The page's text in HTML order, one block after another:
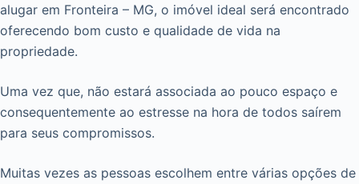
alugar em Fronteira – MG, o imóvel ideal será encontrado
oferecendo bom custo e qualidade de vida na
propriedade.
Uma vez que, não estará associada ao pouco espaço e
consequentemente ao estresse na hora de todos saírem
para seus compromissos.
Muitas vezes as pessoas escolhem entre várias opções de